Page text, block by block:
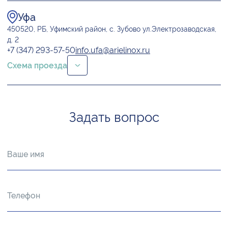
Уфа
450520, РБ, Уфимский район, с. Зубово ул.Электрозаводская,
д. 2
+7 (347) 293-57-50info.ufa@arielinox.ru
Схема проезда
Задать вопрос